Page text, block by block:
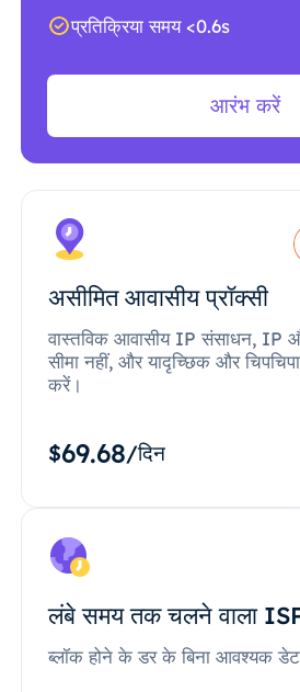
प्रतिक्रिया समय <0.6s
आरंभ करें
असीमित आवासीय प्रॉक्सी
वास्तविक आवासीय IP संसाधन, IP
सीमा नहीं, और यादृच्छिक और
करें।
$69.68/दिन
लंबे समय तक चलने वाला ISP
ब्लॉक होने के डर के बिना आवश्यक